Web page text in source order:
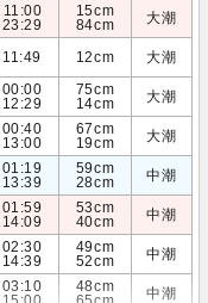
11:00
23:29
15cm
84cm
大潮
11:49 12cm 大潮
00:00
12:29
75cm
14cm
大潮
00:40
13:00
67cm
19cm
大潮
01:19
13:39
59cm
28cm
中潮
01:59
14:09
53cm
40cm
中潮
02:30
14:39
49cm
52cm
中潮
03:10
48cm
中潮